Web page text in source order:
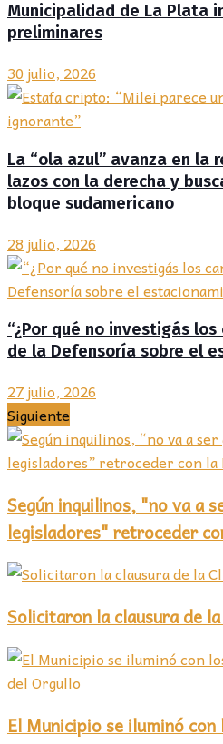
Municipalidad de La Plata
preliminares
30 julio, 2026
La “ola azul” avanza en la
lazos con la derecha y
bloque sudamericano
28 julio, 2026
“¿Por qué no investigás
de la Defensoría sobre el
27 julio, 2026
Siguiente
Según inquilinos, "no va a
legisladores" retroceder
Solicitaron la clausura de
El Municipio se iluminó